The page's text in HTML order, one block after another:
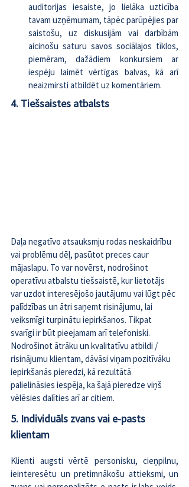
auditorijas iesaiste, jo lielāka uzticība
tavam uzņēmumam, tāpēc parūpējies par
saistošu, uz diskusijām vai darbībām
aicinošu saturu savos sociālajos tīklos,
piemēram, dažādiem konkursiem ar
iespēju laimēt vērtīgas balvas, kā arī
neaizmirsti atbildēt uz komentāriem.
4. Tiešsaistes atbalsts
Daļa negatīvo atsauksmju rodas neskaidrību
vai problēmu dēļ, pasūtot preces caur
mājaslapu. To var novērst, nodrošinot
operatīvu atbalstu tiešsaistē, kur lietotājs
var uzdot interesējošo jautājumu vai lūgt pēc
palīdzības un ātri saņemt risinājumu, lai
veiksmīgi turpinātu iepirkšanos. Tikpat
svarīgi ir būt pieejamam arī telefoniski.
Nodrošinot ātrāku un kvalitatīvu atbildi /
risinājumu klientam, dāvāsi viņam pozitīvāku
iepirkšanās pieredzi, kā rezultātā
palielināsies iespēja, ka šajā pieredze viņš
vēlēsies dalīties arī ar citiem.
5. Individuāls zvans vai e-pasts
klientam
Klienti augsti vērtē personisku, cieņpilnu,
ieinteresētu un pretimnākošu attieksmi, un